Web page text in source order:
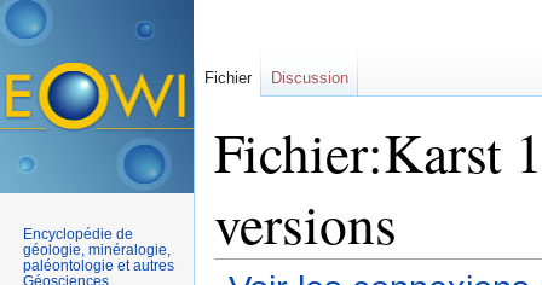
Fichier:Karst
versions
Fichier Discussion
Encyclopédie de
géologie, minéralogie,
paléontologie et autres
Géosciences